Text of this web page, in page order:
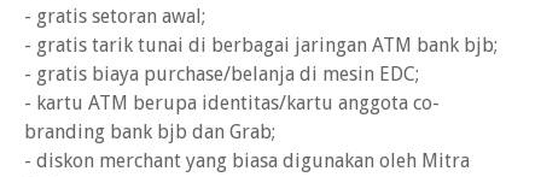
- gratis setoran awal;
- gratis tarik tunai di berbagai jaringan ATM bank bjb;
- gratis biaya purchase/belanja di mesin EDC;
- kartu ATM berupa identitas/kartu anggota co-
branding bank bjb dan Grab;
- diskon merchant yang biasa digunakan oleh Mitra